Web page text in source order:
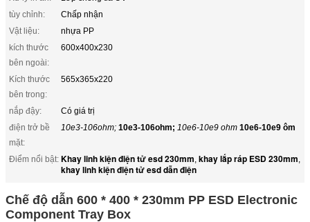
tùy chỉnh:
Chấp nhận
Vật liệu:
nhựa PP
kích thước
bên ngoài:
600x400x230
Kích thước
bên trong:
565x365x220
nắp đậy:
Có giá trị
điện trở bề
mặt:
10e3-106ohm; 10e3-106ohm; 10e6-10e9 ohm 10e6-10e9 ôm
Điểm nổi bật: Khay linh kiện điện tử esd 230mm, khay lắp ráp ESD 230mm,
khay linh kiện điện tử esd dẫn điện
Chế độ dẫn 600 * 400 * 230mm PP ESD Electronic
Component Tray Box